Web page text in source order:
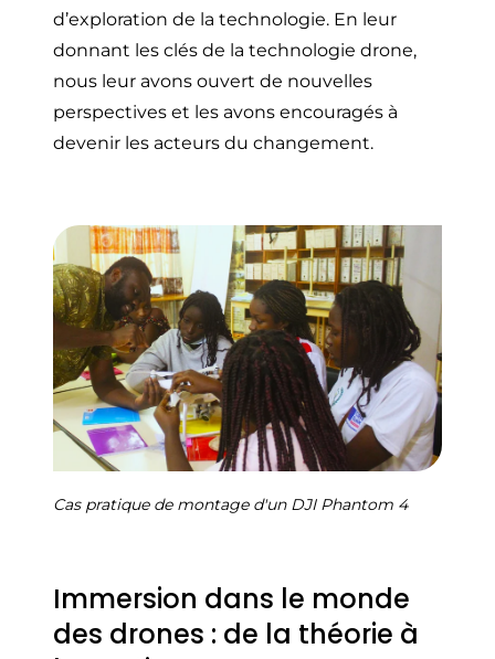
d’exploration de la technologie. En leur
donnant les clés de la technologie drone,
nous leur avons ouvert de nouvelles
perspectives et les avons encouragés à
devenir les acteurs du changement.
Cas pratique de montage d'un DJI Phantom 4
Immersion dans le monde
des drones : de la théorie à